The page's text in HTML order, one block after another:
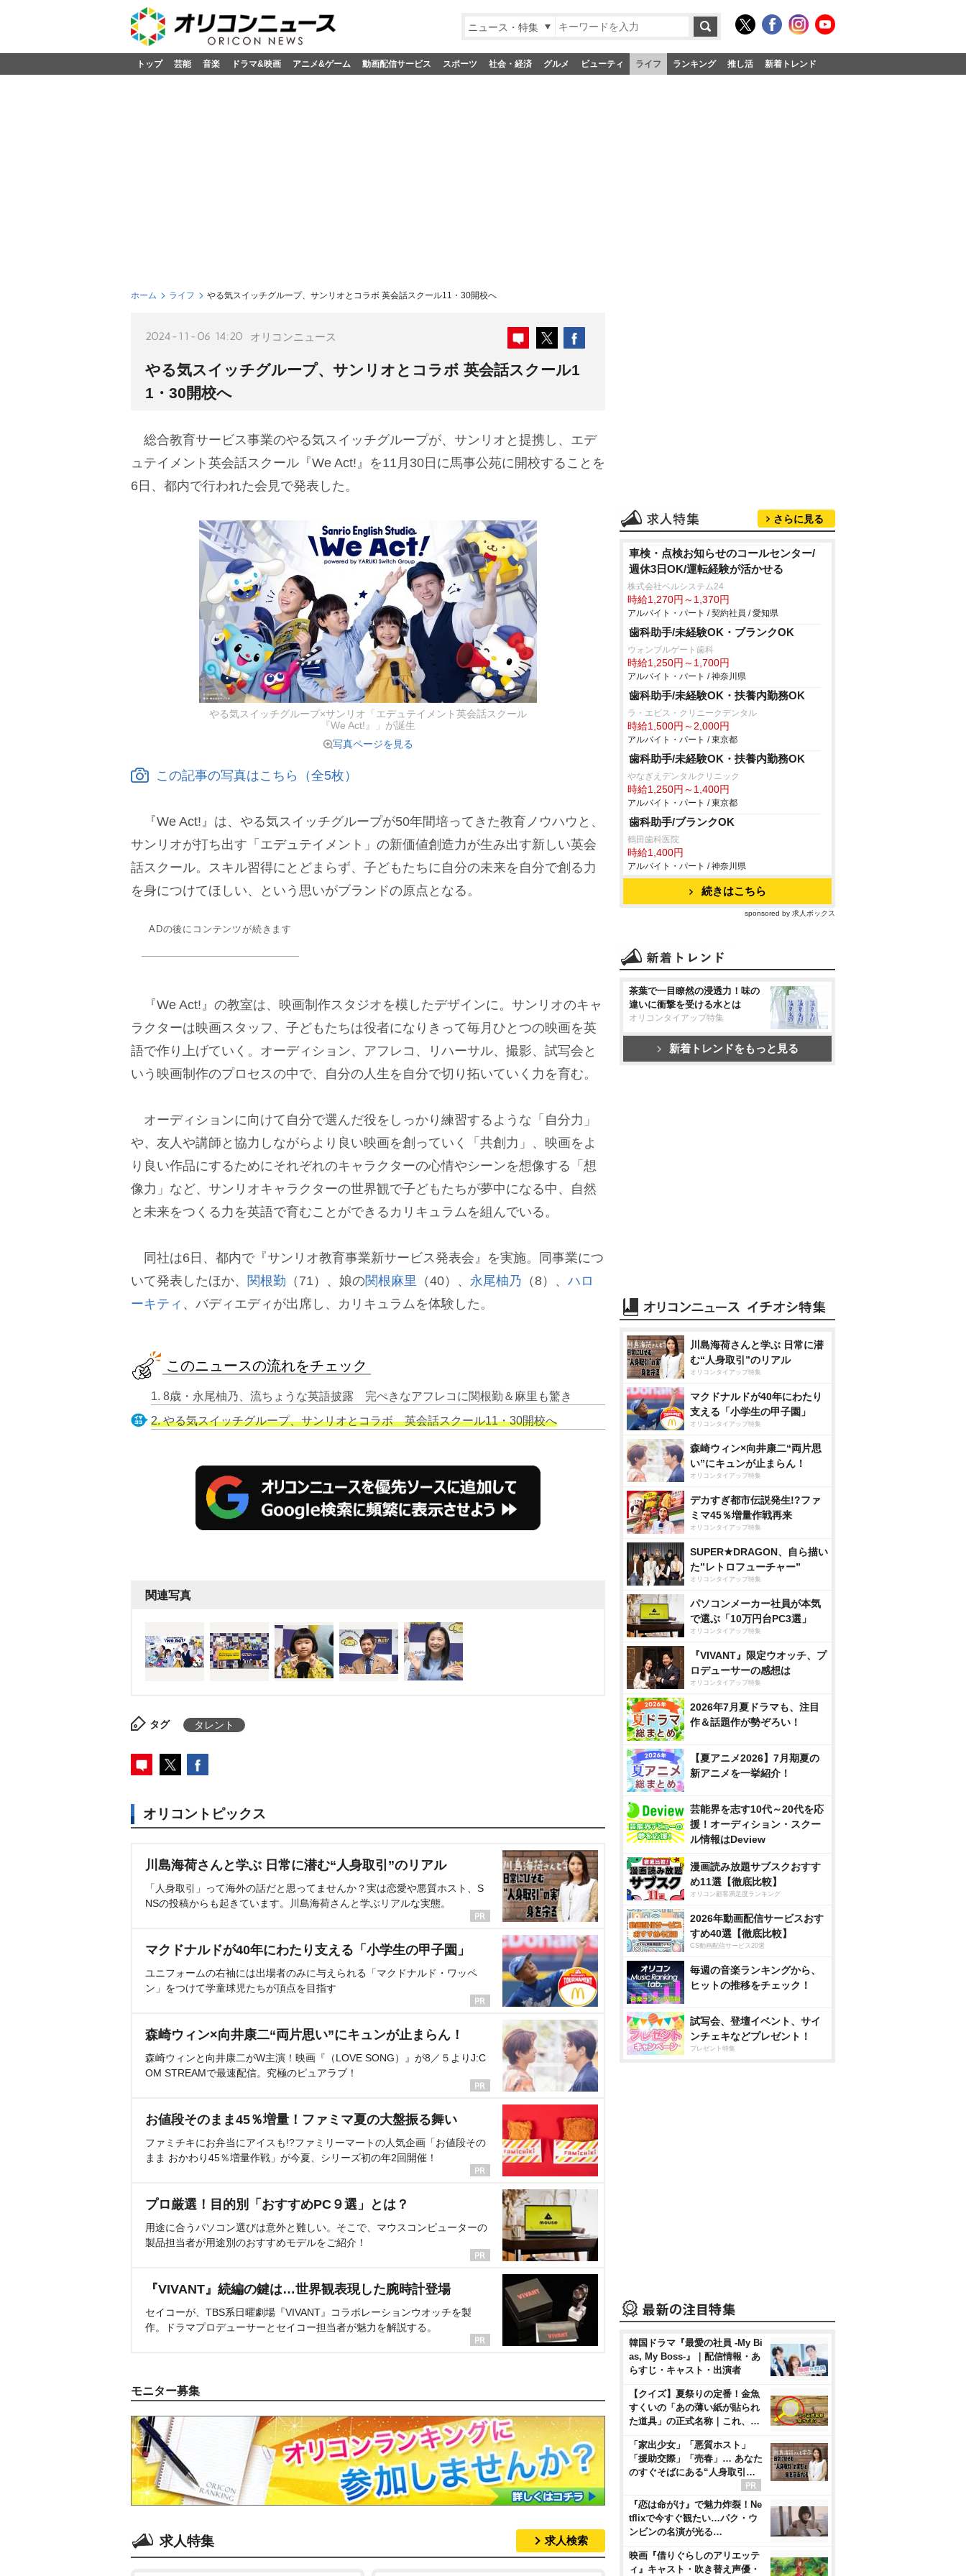
ニュース・特集
トップ 芸能 音楽 ドラマ&映画 アニメ&ゲーム 動画配信サービス スポーツ 社会・経済 グルメ ビューティ ライフ ランキング 推し活 新着トレンド
ホーム ライフ る気スイッチグループ、サンリオとコラボ 英会話スクール11・30開校へ
2024-11-06 14:20 オリコンニュース
る気スイッチグループ、サンリオとコラボ 英会話スクール1
1・30開校へ
総合教育サービス事業のやる気スイッチグループが、サンリオと提携し、エデ
ュテイメント英会話スクール『We Act!』を11月30日に馬事公苑に開校することを
6日、都内で行われた会見で発表した。
る気スイッチグループ×サンリオ「エデュテイメント英会話スクール
『We Act!』」が誕生
写真ページを見る
この記事の写真はこちら（全5枚）
『We Act!』は、やる気スイッチグループが50年間培ってきた教育ノウハウと、
サンリオが打ち出す「エデュテイメント」の新価値創造力が生み出す新しい英会
話スクール。スキル習得にとどまらず、子どもたちに自分の未来を自分で創る力
を身につけてほしい、という思いがブランドの原点となる。
ADの後にコンテンツが続きます
『We Act!』の教室は、映画制作スタジオを模したデザインに。サンリオのキャ
ラクターは映画スタッフ、子どもたちは役者になりきって毎月ひとつの映画を英
語で作り上げていく。オーディション、アフレコ、リハーサル、撮影、試写会と
いう映画制作のプロセスの中で、自分の人生を自分で切り拓いていく力を育む。
オーディションに向けて自分で選んだ役をしっかり練習するような「自分力」
、友人や講師と協力しながらより良い映画を創っていく「共創力」、映画をよ
り良い作品にするためにそれぞれのキャラクターの心情やシーンを想像する「想
像力」など、サンリオキャラクターの世界観で子どもたちが夢中になる中、自然
と未来をつくる力を英語で育むことができるカリキュラムを組んでいる。
同社は6日、都内で『サンリオ教育事業新サービス発表会』を実施。同事業につ
いて発表したほか、 関根勤 （71）、娘の関根麻里 （40）、 永尾柚乃 （8）、 ハロ
ーキティ 、バディエディが出席し、カリキュラムを体験した。
このニュースの流れをチェック
1. 8歳・永尾柚乃、流ちょうな英語披露 完ぺきなアフレコに関根勤＆麻里も驚き
2. やる気スイッチグループ、サンリオとコラボ 英会話スクール11・30開校へ
関連写真
タグ タレント
オリコントピックス
川島海荷さんと学ぶ 日常に潜む“人身取引”のリアル
「人身取引」って海外の話だと思ってませんか？実は恋愛や悪質ホスト、S
NSの投稿からも起きています。川島海荷さんと学ぶリアルな実態。
マクドナルドが40年にわたり支える「小学生の甲子園」
ユニフォームの右袖には出場者のみに与えられる「マクドナルド・ワッペ
ン」をつけて学童球児たちが頂点を目指す
森崎ウィン×向井康二“両片思い”にキュンが止まらん！
森崎ウィンと向井康二がW主演！映画『（LOVE SONG）』が8／５よりJ:C
OM STREAMで最速配信。究極のピュアラブ！
お値段そのまま45％増量！ファミマ夏の大盤振る舞い
ファミチキにお弁当にアイスも!?ファミリーマートの人気企画「お値段その
まま おかわり45％増量作戦」が今夏、シリーズ初の年2回開催！
プロ厳選！目的別「おすすめPC９選」とは？
用途に合うパソコン選びは意外と難しい。そこで、マウスコンピューターの
製品担当者が用途別のおすすめモデルをご紹介！
『VIVANT』続編の鍵は…世界観表現した腕時計登場
セイコーが、TBS系日曜劇場『VIVANT』コラボレーションウオッチを製
作。ドラマプロデューサーとセイコー担当者が魅力を解説する。
モニター募集
求人特集 求人検索
さらに見る
車検・点検お知らせのコールセンター/
週休3日OK/運転経験が活かせる
株式会社ベルシステム24
時給1,270円～1,370円
アルバイト・パート / 契約社員 / 愛知県
歯科助手/未経験OK・ブランクOK
ウォンブルゲート歯科
時給1,250円～1,700円
アルバイト・パート / 神奈川県
歯科助手/未経験OK・扶養内勤務OK
ラ・エビス・クリニークデンタル
時給1,500円～2,000円
アルバイト・パート / 東京都
歯科助手/未経験OK・扶養内勤務OK
なぎえデンタルクリニック
時給1,250円～1,400円
アルバイト・パート / 東京都
歯科助手/ブランクOK
鶴田歯科医院
時給1,400円
アルバイト・パート / 神奈川県
続きはこちら
sponsored by 求人ボックス
茶葉で一目瞭然の浸透力！味の
違いに衝撃を受ける水とは
オリコンタイアップ特集
新着トレンドをもっと見る
川島海荷さんと学ぶ 日常に潜
む“人身取引”のリアル
オリコンタイアップ特集
マクドナルドが40年にわたり
支える「小学生の甲子園」
オリコンタイアップ特集
森崎ウィン×向井康二“両片思
い”にキュンが止まらん！
オリコンタイアップ特集
デカすぎ都市伝説発生!?ファ
ミマ45％増量作戦再来
オリコンタイアップ特集
SUPER★DRAGON、自ら描い
た”レトロフューチャー”
オリコンタイアップ特集
パソコンメーカー社員が本気
で選ぶ「10万円台PC3選」
オリコンタイアップ特集
『VIVANT』限定ウオッチ、プ
ロデューサーの感想は
オリコンタイアップ特集
2026年7月夏ドラマも、注目
作＆話題作が勢ぞろい！
【夏アニメ2026】7月期夏の
新アニメを一挙紹介！
芸能界を志す10代～20代を応
援！オーディション・スクー
ル情報はDeview
漫画読み放題サブスクおすす
め11選【徹底比較】
オリコン顧客満足度ランキング
2026年動画配信サービスおす
すめ40選【徹底比較】
CS動画配信サービス20選
毎週の音楽ランキングから、
ヒットの推移をチェック！
試写会、登壇イベント、サイ
ンチェキなどプレゼント！
プレゼント特集
韓国ドラマ『最愛の社員 -My Bi
as, My Boss-』｜配信情報・あ
らすじ・キャスト・出演者
【クイズ】夏祭りの定番！金魚
すくいの「あの薄い紙が貼られ
た道具」の正式名称｜これ、…
「家出少女」「悪質ホスト」
「援助交際」「売春」… あなた
のすぐそばにある“人身取引…
『恋は命がけ』で魅力炸裂！Ne
tflixで今すぐ観たい…パク・ウ
ンビンの名演が光る…
映画『借りぐらしのアリエッテ
ィ』キャスト・吹き替え声優・